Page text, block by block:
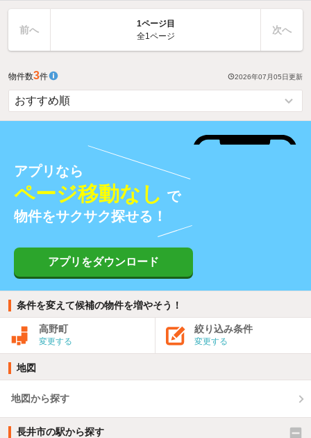
前へ
1ページ目
全1ページ
次へ
物件数3件 2026年07月05日更新
アプリなら
ページ移動なし で
物件をサクサク探せる！
アプリをダウンロード
条件を変えて候補の物件を増やそう！
高野町
変更する
絞り込み条件
変更する
地図
地図から探す
長井市の駅から探す